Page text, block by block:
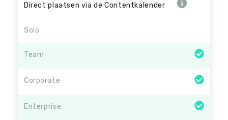
Direct plaatsen via de Contentkalender
Solo
Team
Corporate
Enterprise